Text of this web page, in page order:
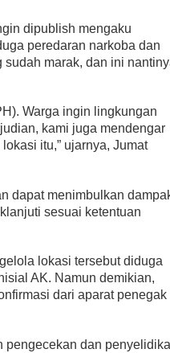
dipublish mengaku
peredaran narkoba dan
marak, dan ini
Warga ingin lingkungan
kami juga mendengar
itu,” ujarnya, Jumat
dapat menimbulkan
sesuai ketentuan
lokasi tersebut diduga
AK. Namun demikian,
dari aparat penegak
pengecekan dan